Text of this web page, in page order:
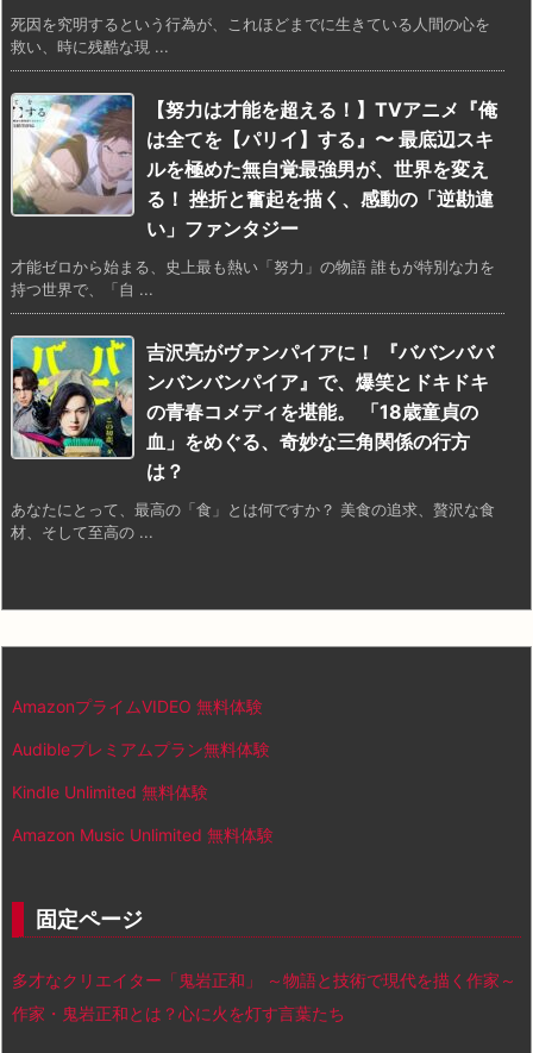
死因を究明するという行為が、これほどまでに生きている人間の心を
救い、時に残酷な現 ...
【努力は才能を超える！】TVアニメ『俺
は全てを【パリイ】する』〜 最底辺スキ
ルを極めた無自覚最強男が、世界を変え
る！ 挫折と奮起を描く、感動の「逆勘違
い」ファンタジー
才能ゼロから始まる、史上最も熱い「努力」の物語 誰もが特別な力を
持つ世界で、「自 ...
吉沢亮がヴァンパイアに！ 『ババンババ
ンバンバンパイア』で、爆笑とドキドキ
の青春コメディを堪能。 「18歳童貞の
血」をめぐる、奇妙な三角関係の行方
は？
あなたにとって、最高の「食」とは何ですか？ 美食の追求、贅沢な食
材、そして至高の ...
AmazonプライムVIDEO 無料体験
Audibleプレミアムプラン無料体験
Kindle Unlimited 無料体験
Amazon Music Unlimited 無料体験
固定ページ
多才なクリエイター「鬼岩正和」 ～物語と技術で現代を描く作家～
作家・鬼岩正和とは？心に火を灯す言葉たち